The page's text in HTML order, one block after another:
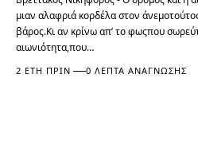
μιαν αλαφριά κορδέλα στον
βάρος.Κι αν κρίνω απ’ το φωςπου
αιωνιότητα,που…
2 ΈΤΗ ΠΡΙΝ 0 ΛΕΠΤΆ ΑΝΆΓΝΩΣΗΣ